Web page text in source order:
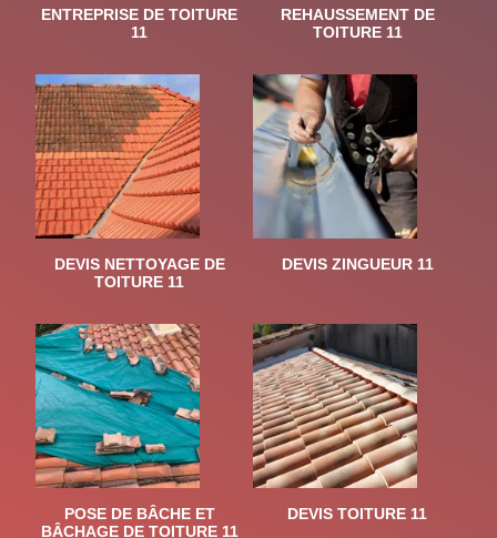
ENTREPRISE DE TOITURE
11
REHAUSSEMENT DE
TOITURE 11
DEVIS NETTOYAGE DE
TOITURE 11
DEVIS ZINGUEUR 11
POSE DE BÂCHE ET
BÂCHAGE DE TOITURE 11
DEVIS TOITURE 11